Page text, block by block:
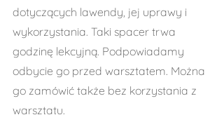
dotyczących lawendy, jej uprawy i
wykorzystania. Taki spacer trwa
godzinę lekcyjną. Podpowiadamy
odbycie go przed warsztatem. Można
go zamówić także bez korzystania z
warsztatu.